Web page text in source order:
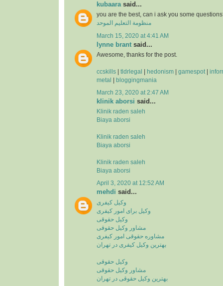
kubaarasaid...
you are the best, can i ask you some
منظومة التعليم الموحد
March 15, 2020 at 4:41 AM
lynne brant said...
Awesome, thanks for the post.
ccskills tldrlegal hedonism gamespot
metal
bloggingmania
March 23, 2020 at 2:47 AM
klinik aborsi said...
Klinik raden saleh
Biaya aborsi
Klinik raden saleh
Biaya aborsi
Klinik raden saleh
Biaya aborsi
April 3, 2020 at 12:52 AM
mehdi said...
وکیل کیفری
وکیل برای امور کیفری
وکیل حقوقی
مشاور وکیل حقوقی
مشاوره حقوقی امور کیفری
بهترین وکیل کیفری در تهران
وکیل حقوقی
مشاور وکیل حقوقی
بهترین وکیل حقوقی در تهران